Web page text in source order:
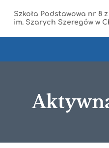
Szkoła Podstawowa nr 8
im. Szarych Szeregów w